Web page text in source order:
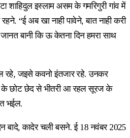
शाहिदुल इस्लाम असम के गमरिगुरी गांव में
“ई अब खा नाही पावेने, बात नाही करी
जानत बानी कि ऊ केतना दिन हमरा साथ
जइसे कवनो इंतजार रहे. उनकर
के छोट छेद से भीतरी आ रहल सूरज के
भईल.
कादेर चली बसने. ई 18 नवंबर 2025